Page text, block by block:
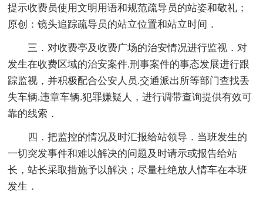
提示收费员使用文明用语和规范疏导员的站姿和敬礼；
原创：镜头追踪疏导员的站立位置和站立时间．
三．对收费亭及收费广场的治安情况进行监视．对
发生在收费区域的治安案件.刑事案件的事态发展进行跟
踪监视，并积极配合公安人员.交通派出所等部门查找丢
失车辆.违章车辆.犯罪嫌疑人，进行调带查询提供有效可
靠的线索．
四．把监控的情况及时汇报给站领导．当班发生的
一切突发事件和难以解决的问题及时请示或报告给站
长，站长采取措施予以解决；尽量杜绝放人情车在本班
发生．